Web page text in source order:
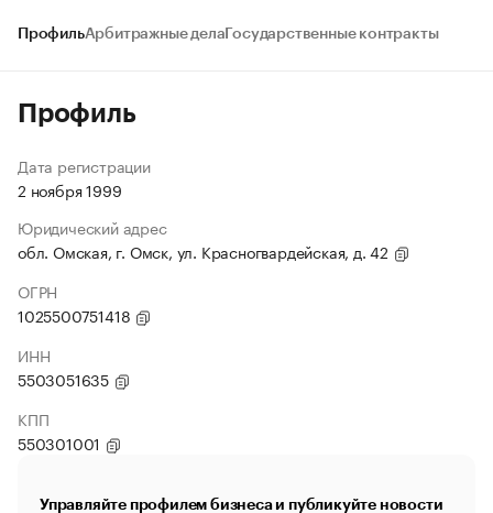
ПрофильАрбитражные дела Государственные контракты
Профиль
Дата регистрации
2 ноября 1999
Юридический адрес
обл. Омская, г. Омск, ул. Красногвардейская, д. 42
ОГРН
1025500751418
ИНН
5503051635
КПП
550301001
Управляйте профилем бизнеса и публикуйте новости